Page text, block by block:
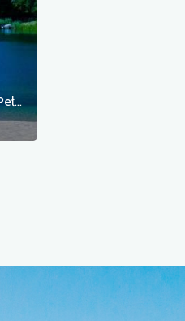
Pełczyckie Centrum Rekreacji i Turystyki "Pełczanka"